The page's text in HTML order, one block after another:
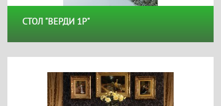
СТОЛ "ВЕРДИ 1Р"